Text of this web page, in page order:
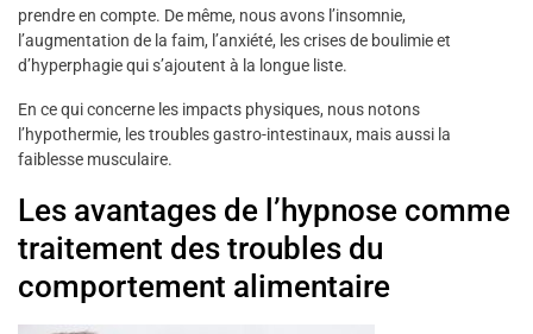
prendre en compte. De même, nous avons l’insomnie,
l’augmentation de la faim, l’anxiété, les crises de boulimie et
d’hyperphagie qui s’ajoutent à la longue liste.
En ce qui concerne les impacts physiques, nous notons
l’hypothermie, les troubles gastro-intestinaux, mais aussi la
faiblesse musculaire.
Les avantages de l’hypnose comme
traitement des troubles du
comportement alimentaire